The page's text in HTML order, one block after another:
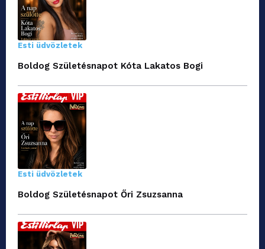
Esti üdvözletek
Boldog Születésnapot Kóta Lakatos Bogi
Esti üdvözletek
Boldog Születésnapot Őri Zsuzsanna